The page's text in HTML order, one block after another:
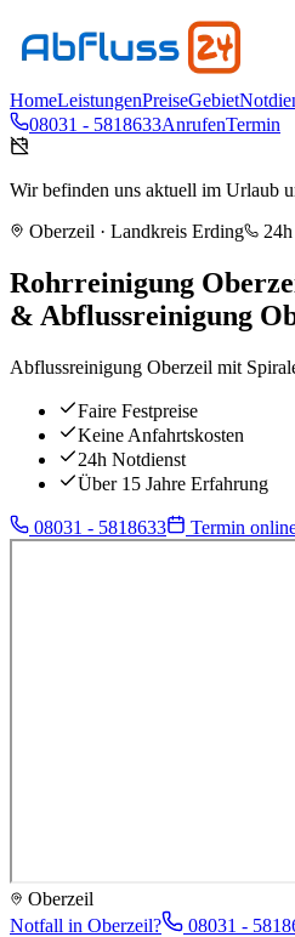
HomeLeistungenPreiseGebiet
08031 - 5818633AnrufenTermin
Wir befinden uns aktuell im Urlaub
Oberzeil · Landkreis Erding
Rohrreinigung
& Abflussreinigung
Abflussreinigung Oberzeil mit
Faire Festpreise
Keine Anfahrtskosten
24h Notdienst
Über 15 Jahre Erfahrung
08031 - 5818633 Termin
Oberzeil
Notfall in Oberzeil? 08031 -